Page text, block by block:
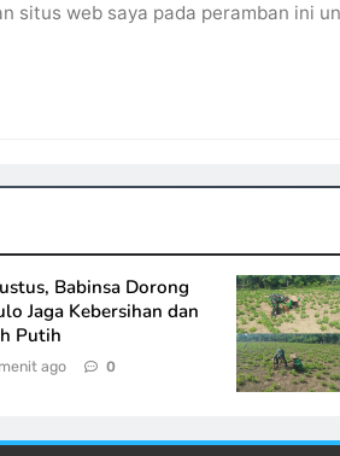
situs web saya pada peramban ini
Babinsa Dorong
Jaga Kebersihan dan
Putih
ago 0